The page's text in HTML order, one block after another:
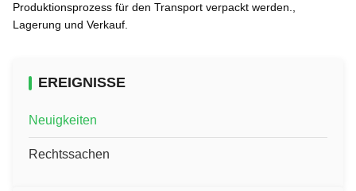
Produktionsprozess für den Transport verpackt werden.,
Lagerung und Verkauf.
EREIGNISSE
Neuigkeiten
Rechtssachen